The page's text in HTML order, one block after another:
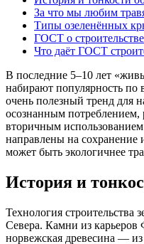
За что мы любим
Типы озеленённых
ГОСТ о
Что даёт ГОСТ
В последние 5–10 лет
набирают популярность по
очень полезный тренд для
осознанным потреблением,
вторичным
направлены на сохранение
может быть экологичнее
История и
Технология
Севера. Камни из карьеров
норвежская древесина —